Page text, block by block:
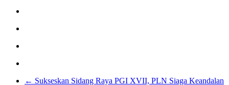
← Sukseskan Sidang Raya PGI XVII, PLN Siaga Keandalan